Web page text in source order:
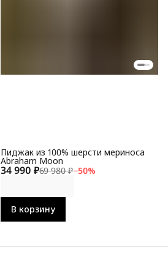
34 990 ₽69 980 ₽−50%
Пиджак из 100% шерсти мериноса
Abraham Moon
В корзину